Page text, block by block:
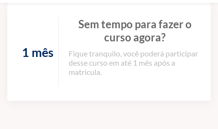
1 mês
Sem tempo para fazer o
curso agora?
Fique tranquilo, você poderá participar
desse curso em até 1 mês após a
matrícula.